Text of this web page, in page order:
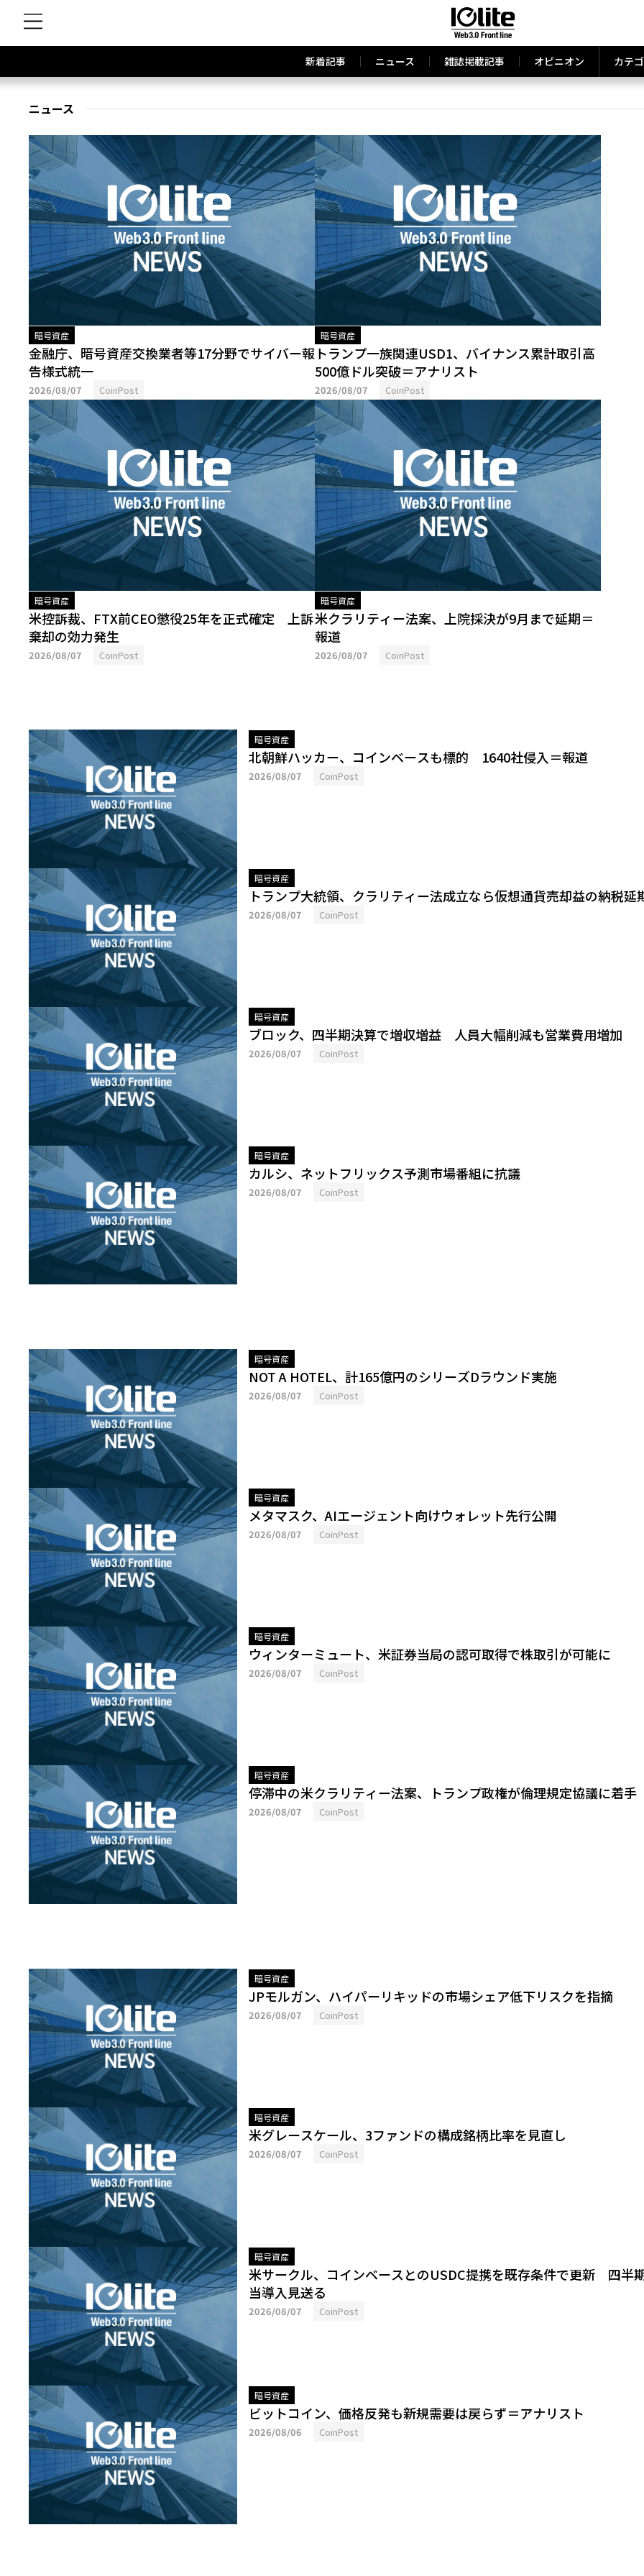
新着記事 ニュース 雑誌掲載記事 オピニオン カテ
ニュース
暗号資産
金融庁、暗号資産交換業者等17分野でサイバー報
告様式統一
2026/08/07 CoinPost
暗号資産
トランプ一族関連USD1、バイナンス累計取引高
500億ドル突破＝アナリスト
2026/08/07 CoinPost
暗号資産
米控訴裁、FTX前CEO懲役25年を正式確定 上訴
棄却の効力発生
2026/08/07 CoinPost
暗号資産
米クラリティー法案、上院採決が9月まで延期＝
報道
2026/08/07 CoinPost
暗号資産
北朝鮮ハッカー、コインベースも標的 1640社侵入＝報道
2026/08/07 CoinPost
暗号資産
トランプ大統領、クラリティー法成立なら仮想通貨売却益の納税延
2026/08/07 CoinPost
暗号資産
ブロック、四半期決算で増収増益 人員大幅削減も営業費用増加
2026/08/07 CoinPost
暗号資産
カルシ、ネットフリックス予測市場番組に抗議
2026/08/07 CoinPost
暗号資産
NOT A HOTEL、計165億円のシリーズDラウンド実施
2026/08/07 CoinPost
暗号資産
メタマスク、AIエージェント向けウォレット先行公開
2026/08/07 CoinPost
暗号資産
ウィンターミュート、米証券当局の認可取得で株取引が可能に
2026/08/07 CoinPost
暗号資産
停滞中の米クラリティー法案、トランプ政権が倫理規定協議に着手
2026/08/07 CoinPost
暗号資産
JPモルガン、ハイパーリキッドの市場シェア低下リスクを指摘
2026/08/07 CoinPost
暗号資産
米グレースケール、3ファンドの構成銘柄比率を見直し
2026/08/07 CoinPost
暗号資産
米サークル、コインベースとのUSDC提携を既存条件で更新 四半
当導入見送る
2026/08/07 CoinPost
暗号資産
ビットコイン、価格反発も新規需要は戻らず＝アナリスト
2026/08/06 CoinPost